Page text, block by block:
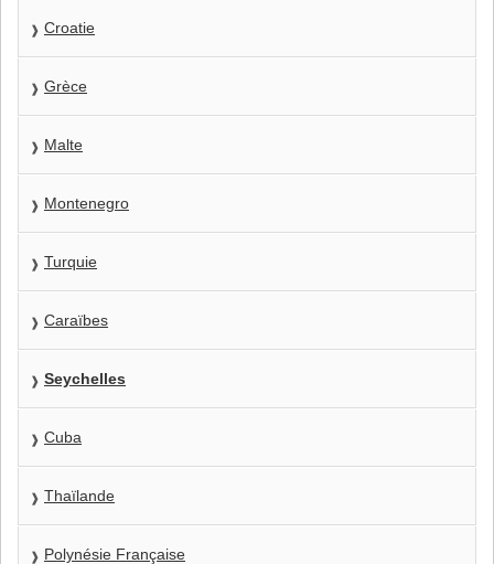
Croatie
Grèce
Malte
Montenegro
Turquie
Caraïbes
Seychelles
Cuba
Thaïlande
Polynésie Française